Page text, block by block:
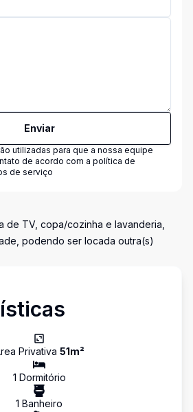
Enviar
utilizadas para que a nossa equipe
de acordo com a política de
de serviço
de TV, copa/cozinha e lavanderia,
podendo ser locada outra(s)
Privativa 51m²
1 Dormitório
1 Banheiro